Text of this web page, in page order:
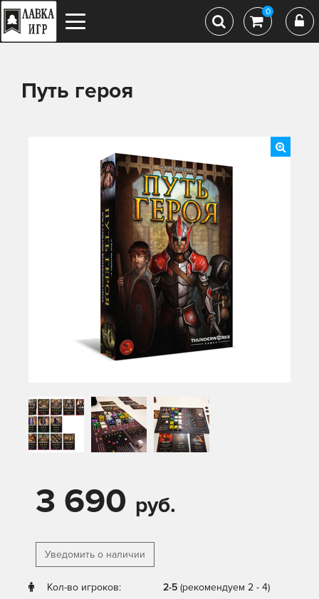
0
Путь героя
3 690 руб.
Уведомить о наличии
Кол-во игроков: 2-5 (рекомендуем 2 - 4)